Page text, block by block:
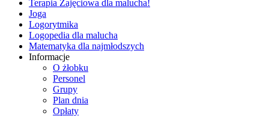
Terapia Zajęciowa dla malucha!
Joga
Logorytmika
Logopedia dla malucha
Matematyka dla najmłodszych
Informacje
O żłobku
Personel
Grupy
Plan dnia
Opłaty